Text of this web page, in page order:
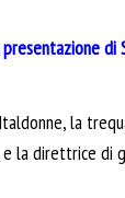
presentazione di
la
la direttrice di